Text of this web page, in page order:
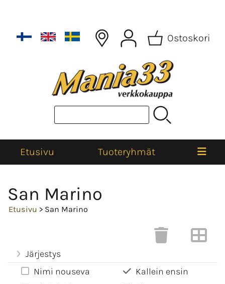
Ostoskori
Etusivu Tuoteryhmät
San Marino
Etusivu > San Marino
Järjestys
Nimi nouseva
Kallein ensin